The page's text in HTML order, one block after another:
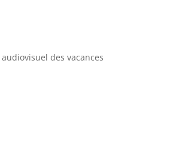
des vacances